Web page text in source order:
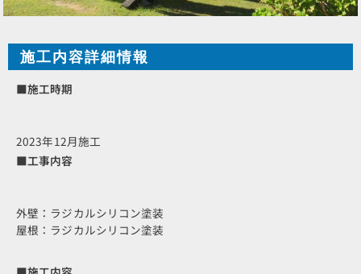
施工内容詳細情報
■施工時期
2023年12月施工
■工事内容
外壁：ラジカルシリコン塗装
屋根：ラジカルシリコン塗装